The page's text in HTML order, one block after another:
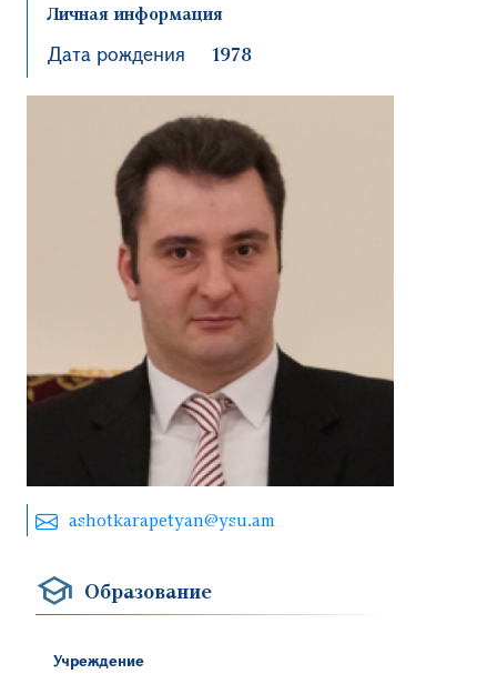
ashotkarapetyan@ysu.am
Личная информация
Дата рождения 1978
Образование
Учреждение